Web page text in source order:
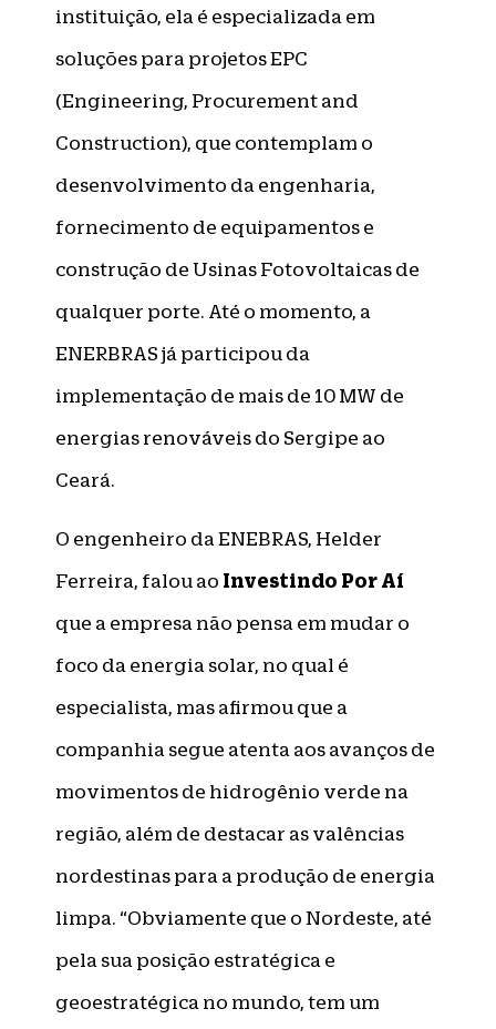
instituição, ela é especializada em
soluções para projetos EPC
(Engineering, Procurement and
Construction), que contemplam o
desenvolvimento da engenharia,
fornecimento de equipamentos e
construção de Usinas Fotovoltaicas de
qualquer porte. Até o momento, a
ENERBRAS já participou da
implementação de mais de 10 MW de
energias renováveis do Sergipe ao
Ceará.
O engenheiro da ENEBRAS, Helder
Ferreira, falou ao Investindo Por Aí
que a empresa não pensa em mudar o
foco da energia solar, no qual é
especialista, mas afirmou que a
companhia segue atenta aos avanços de
movimentos de hidrogênio verde na
região, além de destacar as valências
nordestinas para a produção de energia
limpa. “Obviamente que o Nordeste, até
pela sua posição estratégica e
geoestratégica no mundo, tem um